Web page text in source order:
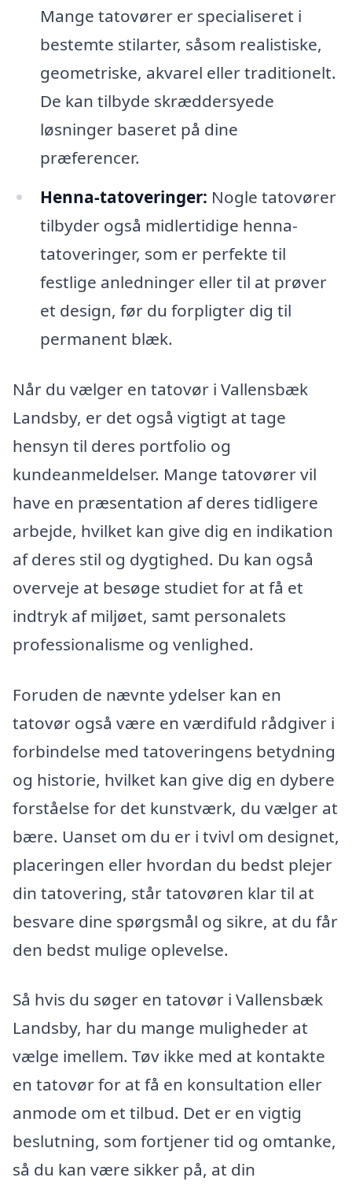
Mange tatovører er specialiseret i
bestemte stilarter, såsom realistiske,
geometriske, akvarel eller traditionelt.
De kan tilbyde skræddersyede
løsninger baseret på dine
præferencer.
Henna-tatoveringer: Nogle tatovører
tilbyder også midlertidige henna-
tatoveringer, som er perfekte til
festlige anledninger eller til at prøver
et design, før du forpligter dig til
permanent blæk.
Når du vælger en tatovør i Vallensbæk
Landsby, er det også vigtigt at tage
hensyn til deres portfolio og
kundeanmeldelser. Mange tatovører vil
have en præsentation af deres tidligere
arbejde, hvilket kan give dig en indikation
af deres stil og dygtighed. Du kan også
overveje at besøge studiet for at få et
indtryk af miljøet, samt personalets
professionalisme og venlighed.
Foruden de nævnte ydelser kan en
tatovør også være en værdifuld rådgiver i
forbindelse med tatoveringens betydning
og historie, hvilket kan give dig en dybere
forståelse for det kunstværk, du vælger at
bære. Uanset om du er i tvivl om designet,
placeringen eller hvordan du bedst plejer
din tatovering, står tatovøren klar til at
besvare dine spørgsmål og sikre, at du får
den bedst mulige oplevelse.
Så hvis du søger en tatovør i Vallensbæk
Landsby, har du mange muligheder at
vælge imellem. Tøv ikke med at kontakte
en tatovør for at få en konsultation eller
anmode om et tilbud. Det er en vigtig
beslutning, som fortjener tid og omtanke,
så du kan være sikker på, at din